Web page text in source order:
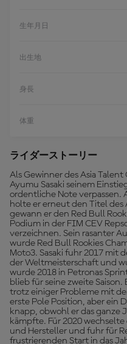
生年月日
出生地
身長
体重
ライダーストーリー
Als Gewinner des Asia
Ayumu Sasaki seinem
ordentliche Note verpassen.
holte er erneut den Titel des
gewann er den Red Bull
Podium in der FIM CEV
verzeichnen. Sein rasanter
wurde Red Bull Rookies
Moto3. Sasaki fuhr 2017 mit
der Weltmeisterschaft und
wurde 2018 in Petronas
blieb für seine zweite
trotz einiger Probleme mit
erste Pole Position, aber ein
knapp, obwohl er das ganze
kämpfte. Für 2020 wechselte
und Hersteller und fuhr für
frustrierenden Start in das